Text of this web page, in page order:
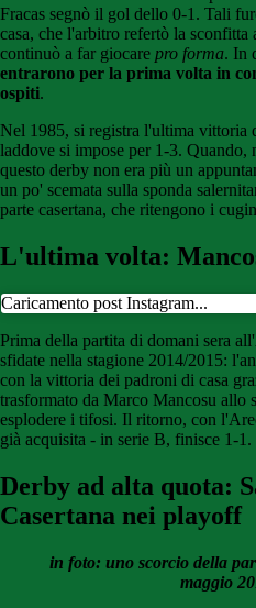
Fracas segnò il gol dello 0-1. Tali
casa, che l'arbitro refertò la sconfitta
continuò a far giocare pro forma. In
entrarono per la prima volta in
ospiti.
Nel 1985, si registra l'ultima vittoria
laddove si impose per 1-3. Quando,
questo derby non era più un
un po' scemata sulla sponda
parte casertana, che ritengono i
L'ultima volta:
Caricamento post Instagram...
Prima della partita di domani sera
sfidate nella stagione 2014/2015:
con la vittoria dei padroni di casa
trasformato da Marco Mancosu allo
esplodere i tifosi. Il ritorno, con
già acquisita - in serie B, finisce 1-1.
Derby ad alta quota:
Casertana nei playoff
in foto: uno scorcio della
maggio